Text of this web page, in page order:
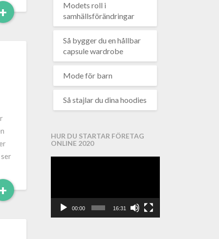
+Read
More
+Read
More
Modets roll i
samhällsförändringar
Så bygger du en hållbar
capsule wardrobe
Mode för barn
Så stajlar du dina hoodies
HUR DU STARTAR FÖRETAG
ONLINE 2020
00:00 16:31